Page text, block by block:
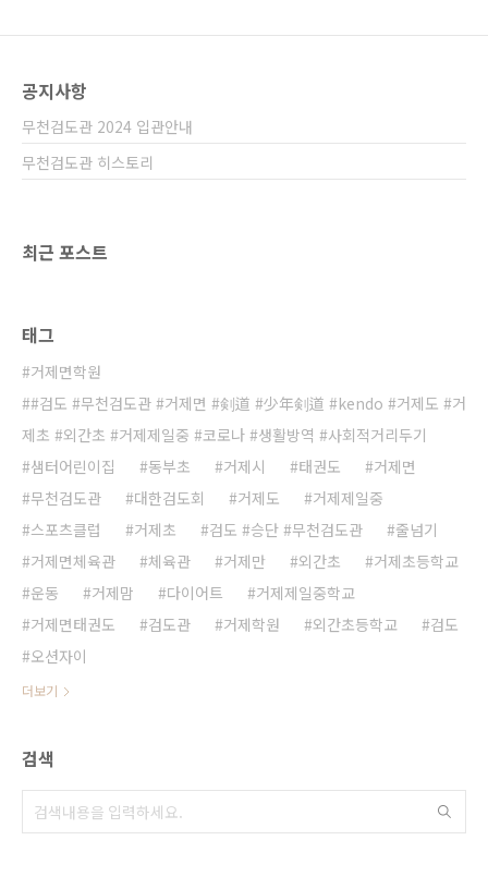
고학년부 입상자 전체 무천검도관은 이번 시합
전 3위 박이룸5-6학년부 단체 3위 여자부 단체
2위의 성적을 거두었습니다.
공지사항
무천검도관 2024 입관안내
무천검도관 히스토리
최근 포스트
태그
거제면학원
#검도 #무천검도관 #거제면 #剣道 #少年剣道 #kendo #거제도 #거
제초 #외간초 #거제제일중 #코로나 #생활방역 #사회적거리두기
샘터어린이집
동부초 거제시 태권도
거제면
무천검도관
대한검도회 거제도
거제제일중
스포츠클럽
거제초 검도 #승단 #무천검도관
줄넘기
거제면체육관
체육관 거제만 외간초
거제초등학교
운동
거제맘 다이어트
거제제일중학교
거제면태권도
검도관 거제학원 외간초등학교
검도
오션자이
더보기
검색